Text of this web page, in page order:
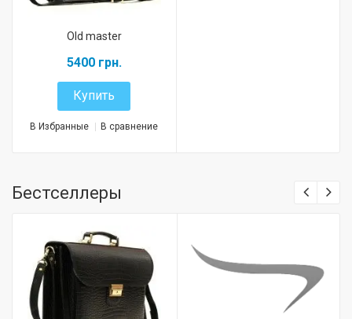
Old master
5400 грн.
Купить
В Избранные В сравнение
Бестселлеры